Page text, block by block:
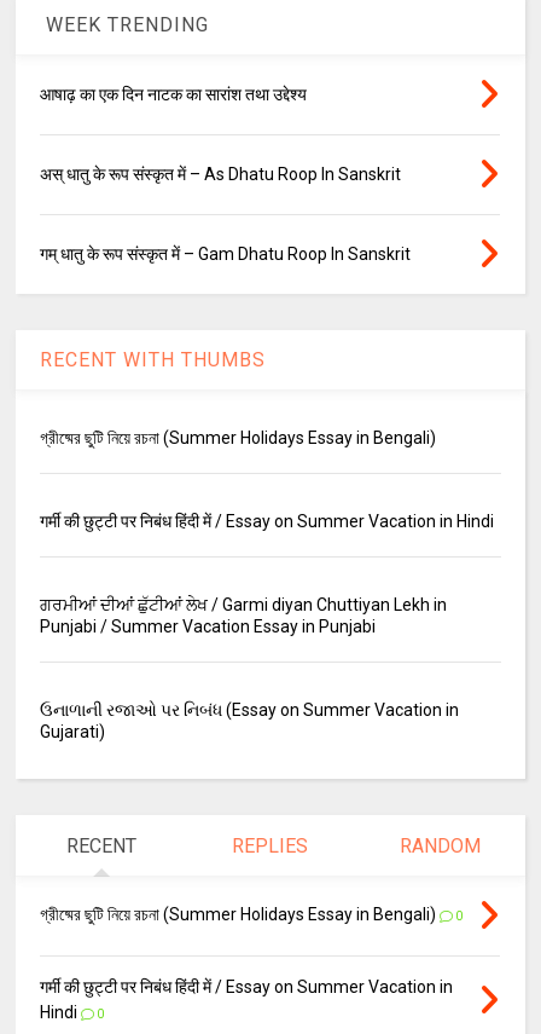
WEEK TRENDING
आषाढ़ का एक दिन नाटक का सारांश तथा उद्देश्य
अस् धातु के रूप संस्कृत में – As Dhatu Roop In Sanskrit
गम् धातु के रूप संस्कृत में – Gam Dhatu Roop In Sanskrit
RECENT WITH THUMBS
গ্রীষ্মের ছুটি নিয়ে রচনা (Summer Holidays Essay in Bengali)
गर्मी की छुट्टी पर निबंध हिंदी में / Essay on Summer Vacation in Hindi
ਗਰਮੀਆਂ ਦੀਆਂ ਛੁੱਟੀਆਂ ਲੇਖ / Garmi diyan Chuttiyan Lekh in
Punjabi / Summer Vacation Essay in Punjabi
ઉનાળાની રજાઓ પર નિબંધ (Essay on Summer Vacation in
Gujarati)
RECENT REPLIES RANDOM
গ্রীষ্মের ছুটি নিয়ে রচনা (Summer Holidays Essay in Bengali) 0
गर्मी की छुट्टी पर निबंध हिंदी में / Essay on Summer Vacation in
Hindi
0